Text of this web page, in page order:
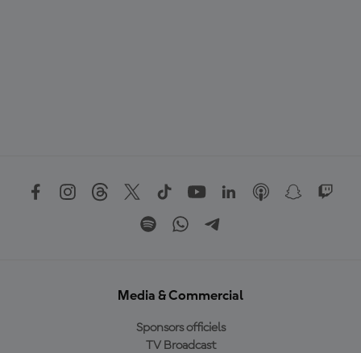
Media & Commercial
Sponsors officiels
TV Broadcast